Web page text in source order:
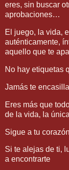
eres, sin buscar
aprobaciones…
El juego, la vida,
auténticamente,
aquello que te
No hay etiquetas
Jamás te
Eres más que
de la vida, la
Sigue a tu
Si te alejas de ti,
a encontrarte